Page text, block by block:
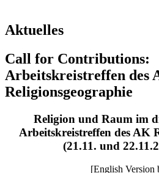
Aktuelles
Call for Contributions:
Arbeitskreistreffen des
Religionsgeographie
Religion und Raum im
Arbeitskreistreffen des AK
(21.11. und
[English Version